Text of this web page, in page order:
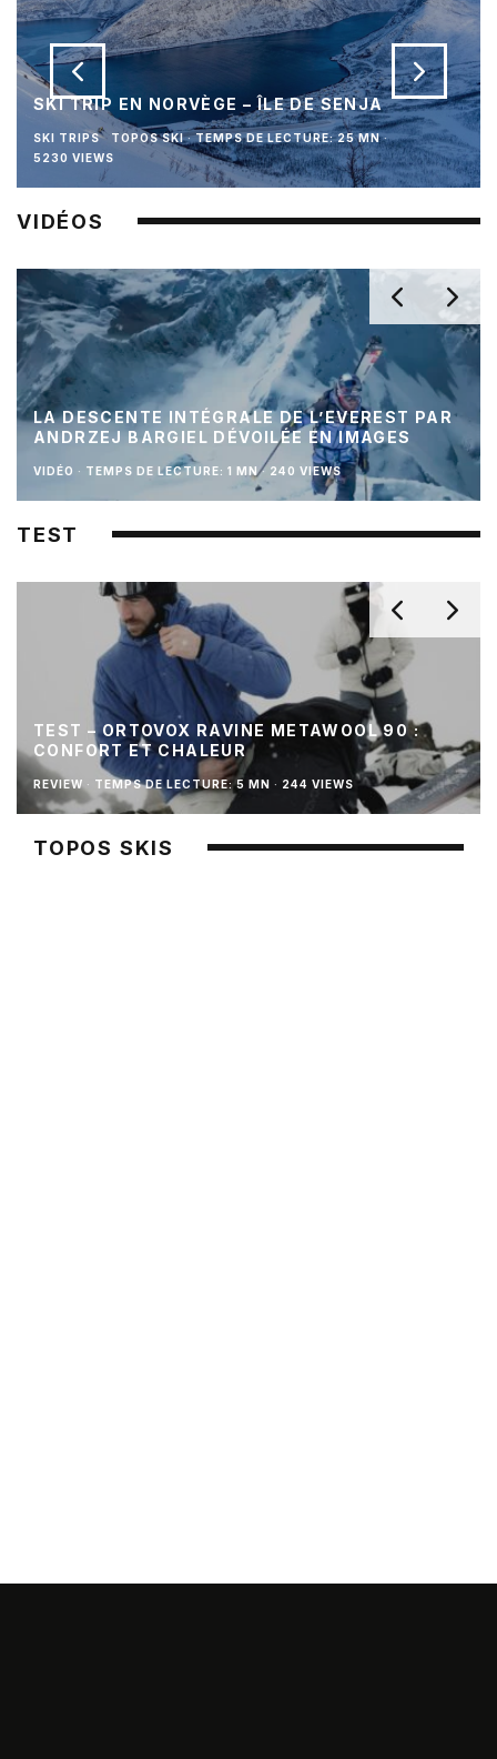
SKI TRIP EN NORVÈGE – ÎLE DE SENJA
SKI TRIPS TOPOS SKI · TEMPS DE LECTURE: 25 MN ·
5230 VIEWS
VIDÉOS
LA DESCENTE INTÉGRALE DE L’EVEREST PAR
ANDRZEJ BARGIEL DÉVOILÉE EN IMAGES
VIDÉO · TEMPS DE LECTURE: 1 MN · 240 VIEWS
TEST
TEST – ORTOVOX RAVINE METAWOOL 90 :
CONFORT ET CHALEUR
REVIEW · TEMPS DE LECTURE: 5 MN · 244 VIEWS
TOPOS SKIS